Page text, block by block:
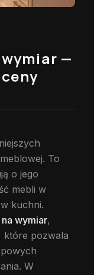
—
To
o jego
mebli w
kuchni.
wymiar,
które pozwala
W